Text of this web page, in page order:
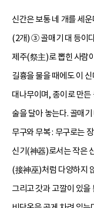
신간은 보통 네 개를 세
(2개) ③ 골매기 대 등이
제주(祭主)로 뽑힌 사람
길흉을 물을 때에도 이
대나무이며, 종이로 만
술을 달아 놓는다. 골매
무구와 무복 : 무구로는
신기(神器)로서는 작은
(接神巫)처럼 다양하지
그리고 갓과 고깔이 있